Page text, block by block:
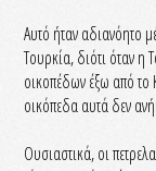
Αυτό ήταν αδιανόητο
Τουρκία, διότι όταν η
οικοπέδων έξω από το
οικόπεδα αυτά δεν
Ουσιαστικά, οι